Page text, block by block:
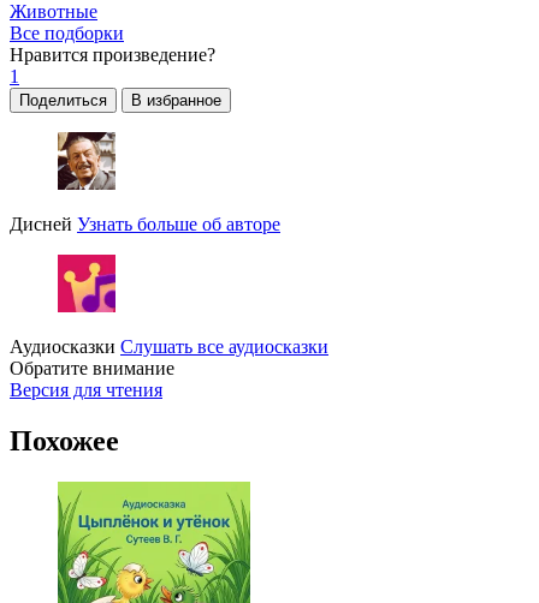
Животные
Все подборки
Нравится произведение?
1
Поделиться В избранное
Дисней Узнать больше об авторе
Аудиосказки Слушать все аудиосказки
Обратите внимание
Версия для чтения
Похожее